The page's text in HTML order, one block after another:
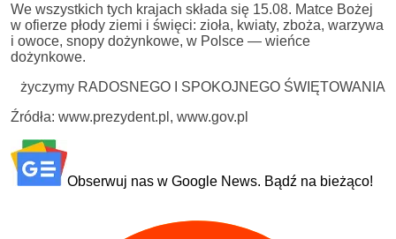
We wszystkich tych krajach składa się 15.08. Matce Bożej
w ofierze płody ziemi i święci: zioła, kwiaty, zboża, warzywa
i owoce, snopy dożynkowe, w Polsce — wieńce
dożynkowe.
życzymy RADOSNEGO I SPOKOJNEGO ŚWIĘTOWANIA
Źródła: www.prezydent.pl, www.gov.pl
Obserwuj nas w Google News. Bądź na bieżąco!